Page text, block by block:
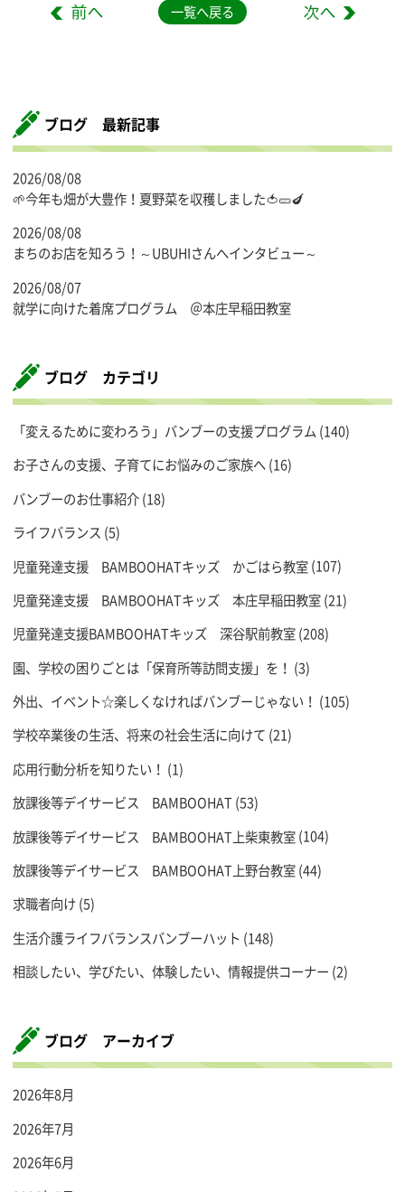
一覧へ戻る
ブログ 最新記事
2026/08/08
🌱今年も畑が大豊作！夏野菜を収穫しました🍅🥒🍆
2026/08/08
まちのお店を知ろう！～UBUHIさんへインタビュー～
2026/08/07
就学に向けた着席プログラム ＠本庄早稲田教室
ブログ カテゴリ
「変えるために変わろう」バンブーの支援プログラム (140)
お子さんの支援、子育てにお悩みのご家族へ(16)
バンブーのお仕事紹介(18)
ライフバランス (5)
児童発達支援 BAMBOOHATキッズ かごはら教室(107)
児童発達支援 BAMBOOHATキッズ 本庄早稲田教室(21)
児童発達支援BAMBOOHATキッズ 深谷駅前教室(208)
園、学校の困りごとは「保育所等訪問支援」を！ (3)
外出、イベント☆楽しくなければバンブーじゃない！ (105)
学校卒業後の生活、将来の社会生活に向けて (21)
応用行動分析を知りたい！ (1)
放課後等デイサービス BAMBOOHAT(53)
放課後等デイサービス BAMBOOHAT上柴東教室(104)
放課後等デイサービス BAMBOOHAT上野台教室(44)
求職者向け(5)
生活介護ライフバランスバンブーハット (148)
相談したい、学びたい、体験したい、情報提供コーナー (2)
ブログ アーカイブ
2026年8月
2026年7月
2026年6月